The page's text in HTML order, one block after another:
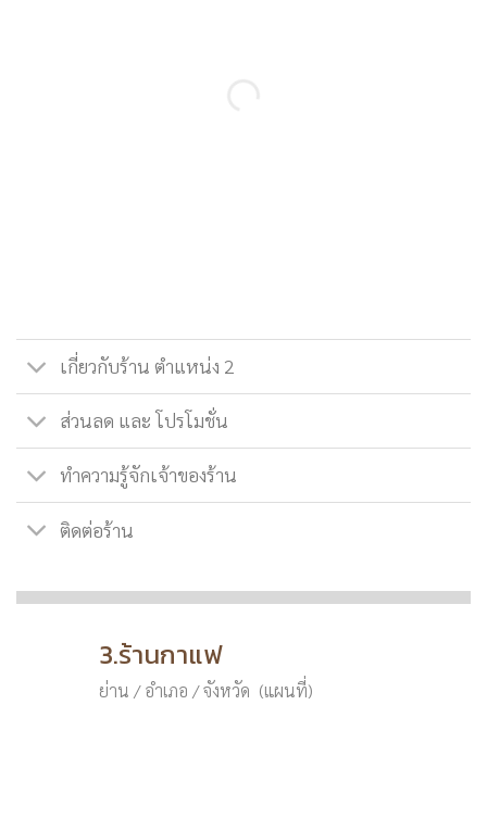
เกี่ยวกับร้าน ตำแหน่ง 2
ส่วนลด และ โปรโมชั่น
ทำความรู้จักเจ้าของร้าน
ติดต่อร้าน
3.ร้านกาแฟ
ย่าน / อำเภอ / จังหวัด (แผนที่)